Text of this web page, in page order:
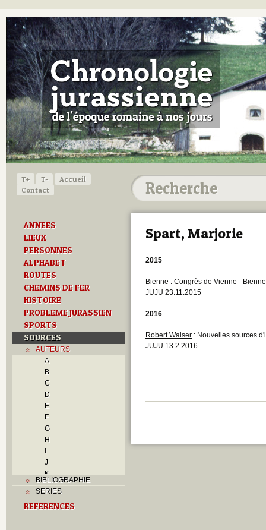
T+ T-
Accueil
Contact
ANNEES
LIEUX
PERSONNES
ALPHABET
ROUTES
CHEMINS DE FER
HISTOIRE
PROBLEME JURASSIEN
SPORTS
SOURCES
AUTEURS
A
B
C
D
E
F
G
H
I
J
K
L
M
N
BIBLIOGRAPHIE
SERIES
REFERENCES
Spart, Marjorie
2015
Bienne : Congrès de Vienne -
JUJU 23.11.2015
2016
Robert Walser : Nouvelles sources
JUJU 13.2.2016